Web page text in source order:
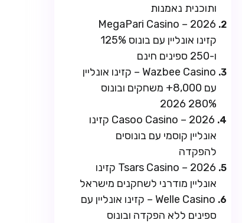
ותוכנית נאמנות
MegaPari Casino – 2026
קזינו אונליין עם בונוס 125%
ו-250 ספינים חינם
Wazbee Casino – קזינו אונליין
עם 8,000+ משחקים ובונוס
280% 2026
Casoo Casino – 2026 קזינו
אונליין קוסמי עם בונוסים
להפקדה
Tsars Casino – 2026 קזינו
אונליין מודרני לשחקנים מישראל
Welle Casino – קזינו אונליין עם
ספינים ללא הפקדה ובונוס